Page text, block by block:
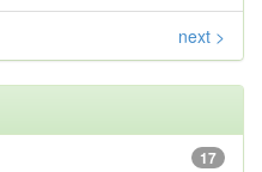
next >
17